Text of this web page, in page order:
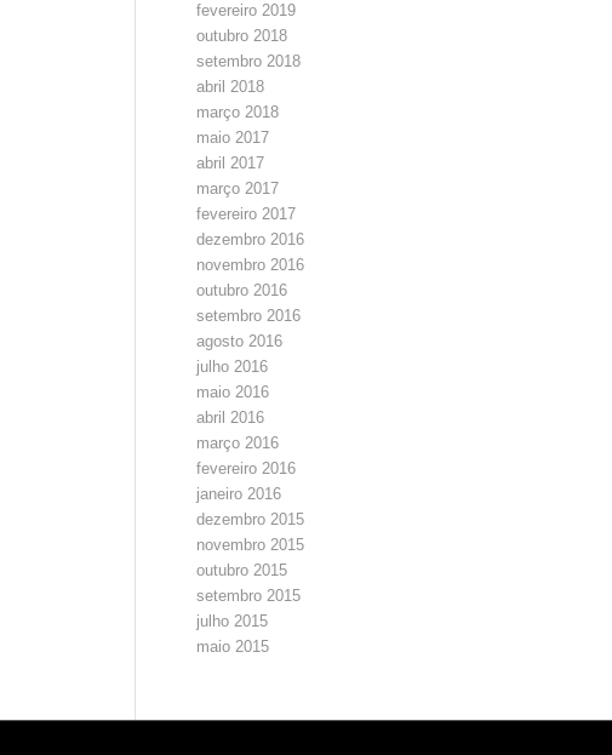
fevereiro 2019
outubro 2018
setembro 2018
abril 2018
março 2018
maio 2017
abril 2017
março 2017
fevereiro 2017
dezembro 2016
novembro 2016
outubro 2016
setembro 2016
agosto 2016
julho 2016
maio 2016
abril 2016
março 2016
fevereiro 2016
janeiro 2016
dezembro 2015
novembro 2015
outubro 2015
setembro 2015
julho 2015
maio 2015